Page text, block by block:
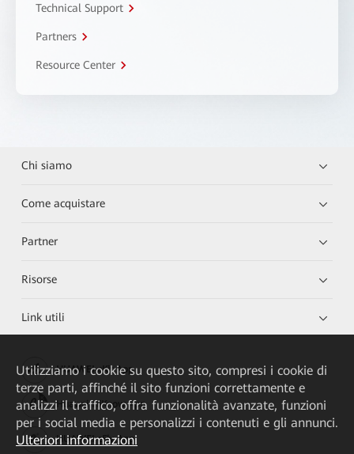
Technical Support
Partners
Resource Center
Chi siamo
Come acquistare
Partner
Risorse
Link utili
HUAWEI eKit App
Huawei HiKnow App
HUAWEI eFly App
Utilizziamo i cookie su questo sito, compresi i cookie di
terze parti, affinché il sito funzioni correttamente e
analizzi il traffico, offra funzionalità avanzate, funzioni
per i social media e personalizzi i contenuti e gli annunci.
Ulteriori informazioni